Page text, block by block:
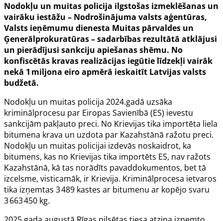
Nodokļu un muitas policija ilgstošas izmeklēšanas un
vairāku iestāžu – Nodrošinājuma valsts aģentūras,
Valsts ieņēmumu dienesta Muitas pārvaldes un
Ģenerālprokuratūras – sadarbības rezultātā atklājusi
un pierādījusi sankciju apiešanas shēmu. No
konfiscētās kravas realizācijas iegūtie līdzekļi vairāk
nekā 1 miljona eiro apmērā ieskaitīt Latvijas valsts
budžetā.
Nodokļu un muitas policija 2024.gadā uzsāka
kriminālprocesu par Eiropas Savienībā (ES) ievestu
sankcijām pakļauto preci. No Krievijas tika importēta liela
bitumena krava un uzdota par Kazahstānā ražotu preci.
Nodokļu un muitas policijai izdevās noskaidrot, ka
bitumens, kas no Krievijas tika importēts ES, nav ražots
Kazahstānā, kā tas norādīts pavaddokumentos, bet tā
izcelsme, visticamāk, ir Krievija. Kriminālprocesa ietvaros
tika izņemtas 3 489 kastes ar bitumenu ar kopējo svaru
3 663 450 kg.